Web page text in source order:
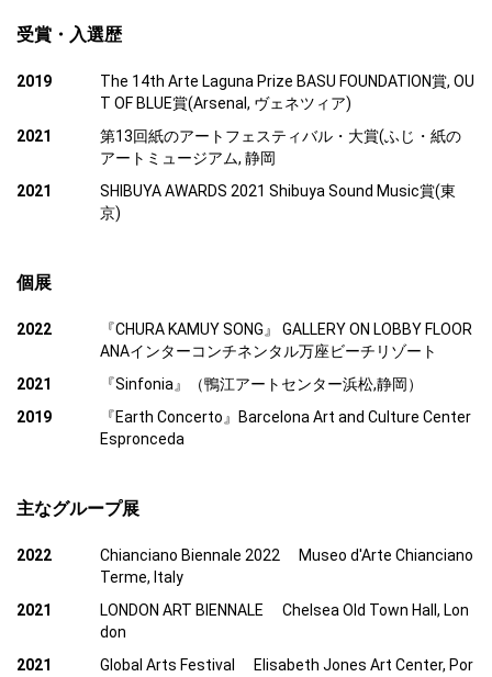
受賞・入選歴
2019
The 14th Arte Laguna Prize BASU FOUNDATION賞, OU
T OF BLUE賞(Arsenal, ヴェネツィア)
2021
第13回紙のアートフェスティバル・大賞(ふじ・紙の
アートミュージアム, 静岡
2021
SHIBUYA AWARDS 2021 Shibuya Sound Music賞(東
京)
個展
2022
『CHURA KAMUY SONG』 GALLERY ON LOBBY FLOOR
ANAインターコンチネンタル万座ビーチリゾート
2021
『Sinfonia』（鴨江アートセンター浜松,静岡）
2019
『Earth Concerto』Barcelona Art and Culture Center
Espronceda
主なグループ展
2022
Chianciano Biennale 2022 Museo d'Arte Chianciano
Terme, Italy
2021
LONDON ART BIENNALE Chelsea Old Town Hall, Lon
don
2021
Global Arts Festival Elisabeth Jones Art Center, Por